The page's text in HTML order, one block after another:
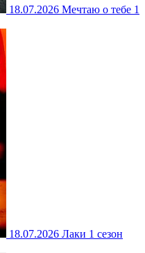
18.07.2026 Мечтаю о тебе 1
18.07.2026 Лаки 1 сезон